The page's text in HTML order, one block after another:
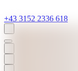
+43 3152 2336 618